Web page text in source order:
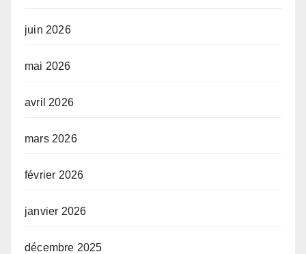
juin 2026
mai 2026
avril 2026
mars 2026
février 2026
janvier 2026
décembre 2025